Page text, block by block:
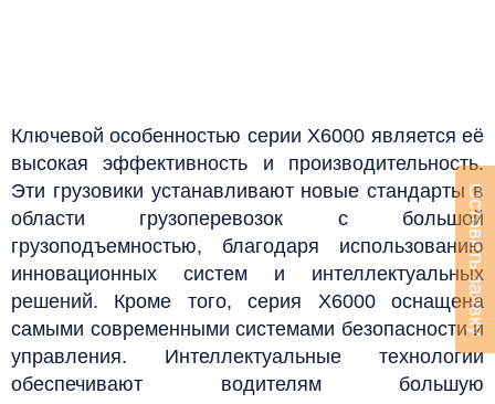
Ключевой особенностью серии X6000 является её
высокая эффективность и производительность.
Эти грузовики устанавливают новые стандарты в
области грузоперевозок с большой
грузоподъемностью, благодаря использованию
инновационных систем и интеллектуальных
решений. Кроме того, серия X6000 оснащена
самыми современными системами безопасности и
управления. Интеллектуальные технологии
обеспечивают водителям большую
Оставить заявку